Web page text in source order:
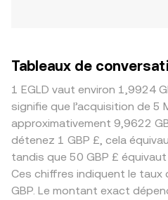
Tableaux de
1 EGLD vaut environ 1,9924
signifie que l’acquisition de 5
approximativement 9,9622
détenez 1 GBP £, cela
tandis que 50 GBP £
Ces chiffres indiquent le taux
GBP. Le montant exact